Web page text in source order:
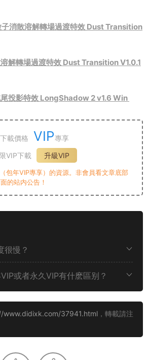
消散溶解轉場過渡特效 Dust Transition
解轉場過渡特效 Dust Transition V1.0.1
投影特效 LongShadow 2 v1.6 Win
下載價格 VIP專享
VIP下載
升級VIP
包年VIP專享）的資源。非會員看文章底部
的站内公告！
很慢？
或者永久VIP有什麽區别？
www.didixk.com/37941.html ，轉載請注